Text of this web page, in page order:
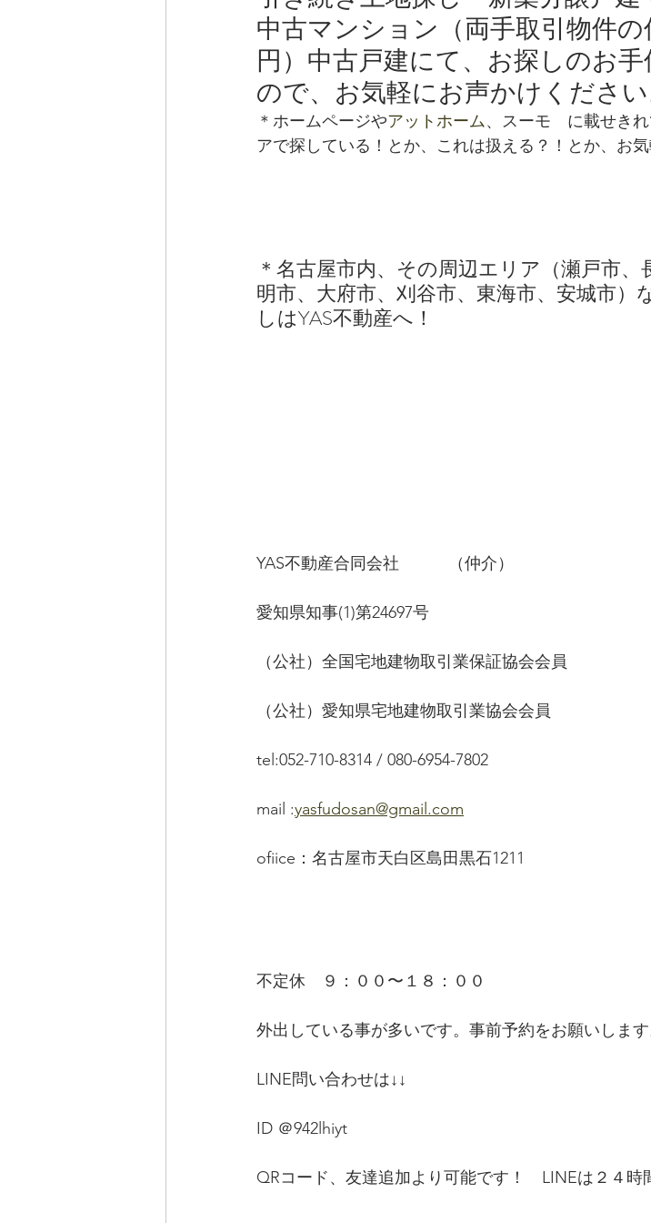
中古マンション（両手取引物件
円）中古戸建にて、お探しのお
ので、お気軽にお声かけください
＊ホームページやアットホーム、スーモ　に載せき
アで探している！とか、これは扱える？！とか、お
＊名古屋市内、その周辺エリア（瀬戸市
明市、大府市、刈谷市、東海市、安城市
しはYAS不動産へ！
YAS不動産合同会社　　　（仲介）
愛知県知事(1)第24697号
（公社）全国宅地建物取引業保証協会会員
（公社）愛知県宅地建物取引業協会会員
tel:052-710-8314 / 080-6954-7802
mail :yasfudosan@gmail.com
ofiice：名古屋市天白区島田黒石1211
不定休　９：００〜１８：００
外出している事が多いです。事前予約をお願いします
LINE問い合わせは↓↓
ID ＠942lhiyt
QRコード、友達追加より可能です！　LINEは２４時